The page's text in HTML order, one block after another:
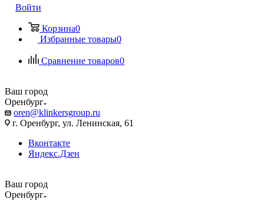
Войти
Корзина0
Избранные товары0
Сравнение товаров0
Ваш город
Оренбург
oren@klinkersgroup.ru
г. Оренбург, ул. Ленинская, 61
Вконтакте
Яндекс.Дзен
Ваш город
Оренбург